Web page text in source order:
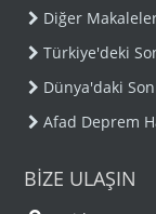
Diğer
Türkiye'deki
Dünya'daki
Afad Deprem
BİZE ULAŞIN